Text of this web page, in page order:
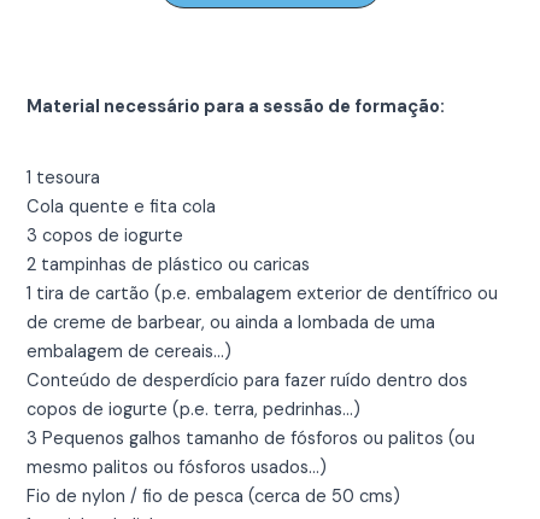
Material necessário para a sessão de formação:
1 tesoura
Cola quente e fita cola
3 copos de iogurte
2 tampinhas de plástico ou caricas
1 tira de cartão (p.e. embalagem exterior de dentífrico ou
de creme de barbear, ou ainda a lombada de uma
embalagem de cereais…)
Conteúdo de desperdício para fazer ruído dentro dos
copos de iogurte (p.e. terra, pedrinhas…)
3 Pequenos galhos tamanho de fósforos ou palitos (ou
mesmo palitos ou fósforos usados…)
Fio de nylon / fio de pesca (cerca de 50 cms)